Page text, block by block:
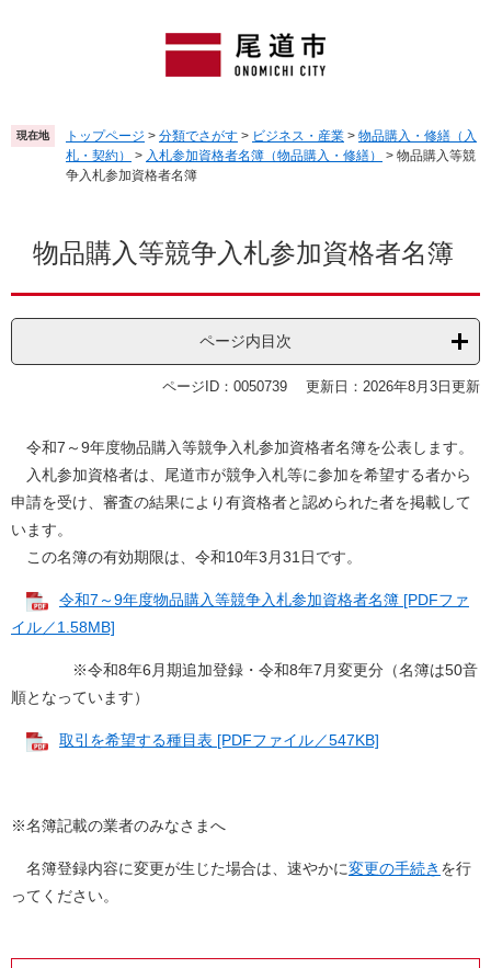
頭
で
飛
ば
現在地 トップページ > 分類でさがす > ビジネス・産業 > 物品購入・修繕（入
札・契約）
> 入札参加資格者名簿（物品購入・修繕） > 物品購入等競
争入札参加資格者名簿
物品購入等競争入札参加資格者名簿
ページ内目次
ページID：0050739 更新日：2026年8月3日更新
令和7～9年度物品購入等競争入札参加資格者名簿を公表します。
入札参加資格者は、尾道市が競争入札等に参加を希望する者から
申請を受け、審査の結果により有資格者と認められた者を掲載して
います。
この名簿の有効期限は、令和10年3月31日です。
令和7～9年度物品購入等競争入札参加資格者名簿 [PDFファ
イル／1.58MB]
※令和8年6月期追加登録・令和8年7月変更分（名簿は50音
順となっています）
取引を希望する種目表 [PDFファイル／547KB]
※名簿記載の業者のみなさまへ
名簿登録内容に変更が生じた場合は、速やかに変更の手続き を行
ってください。